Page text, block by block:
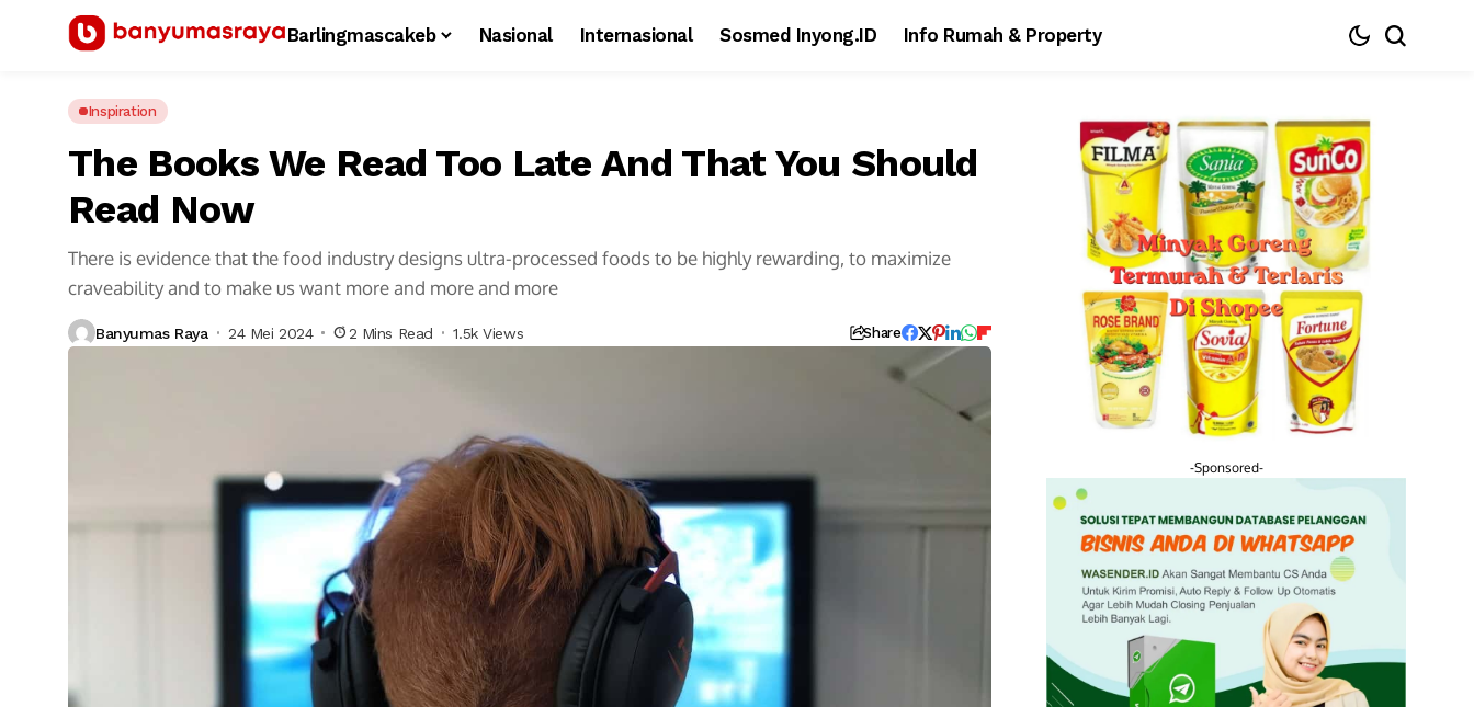
Barlingmascakeb Nasional Internasional Sosmed Inyong.ID Info Rumah & Property
Inspiration
The Books We Read Too Late And That You Should
Read Now
There is evidence that the food industry designs ultra-processed foods to be highly rewarding, to maximize
craveability and to make us want more and more and more
Banyumas Raya 24 Mei 2024 2 Mins Read 1.5k Views Share
-Sponsored-